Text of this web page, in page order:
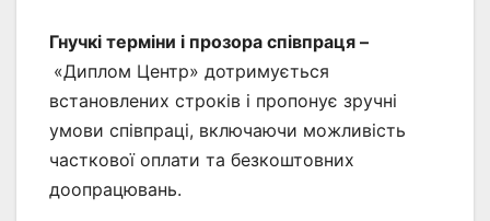
Гнучкі терміни і прозора співпраця –
«Диплом Центр» дотримується
встановлених строків і пропонує зручні
умови співпраці, включаючи можливість
часткової оплати та безкоштовних
доопрацювань.